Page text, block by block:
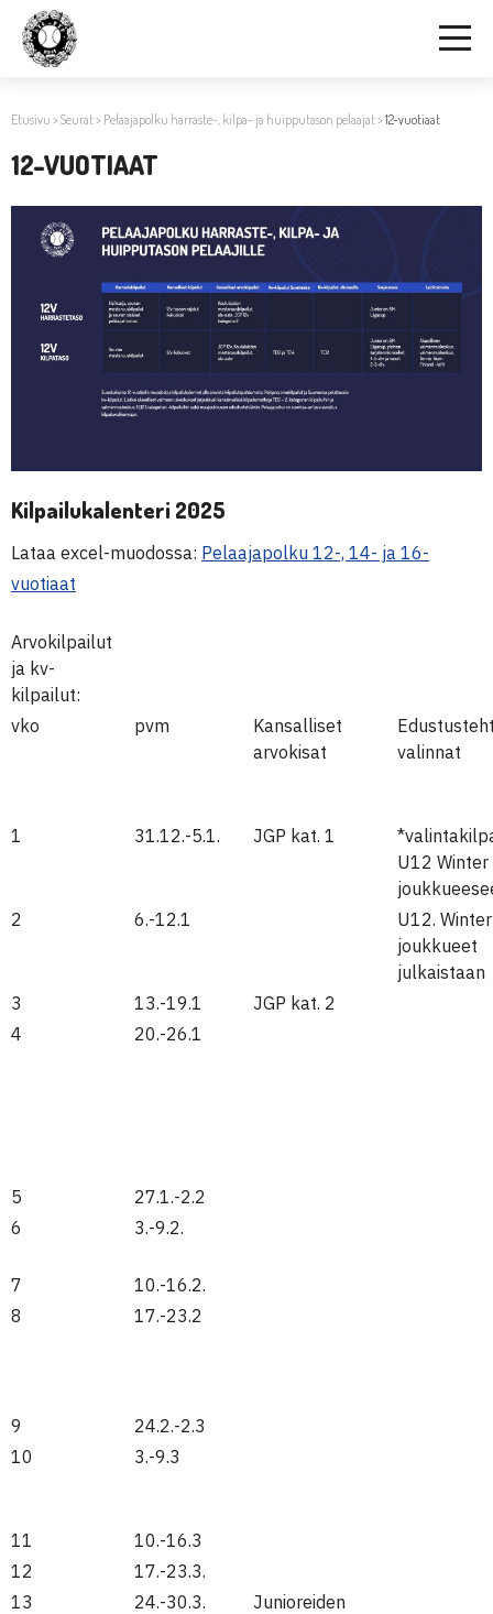
Etusivu >Seurat> Pelaajapolku harraste-, kilpa- ja huipputason pelaajat>12-vuotiaat
12-VUOTIAAT
Kilpailukalenteri 2025
Lataa excel-muodossa: Pelaajapolku 12-, 14- ja 16-
vuotiaat
Arvokilpailut
ja kv-
kilpailut:
vko
pvm
Kansalliset
arvokisat
valinnat
1 31.12.-5.1. JGP kat. 1
U12 Winter
2
6.-12.1
U12.
joukkueet
julkaistaan
3
13.-19.1
JGP kat. 2
4
20.-26.1
5
27.1.-2.2
6
3.-9.2.
7
10.-16.2.
8
17.-23.2
9
24.2.-2.3
10
3.-9.3
11
10.-16.3
12
17.-23.3.
13
24.-30.3.
Junioreiden